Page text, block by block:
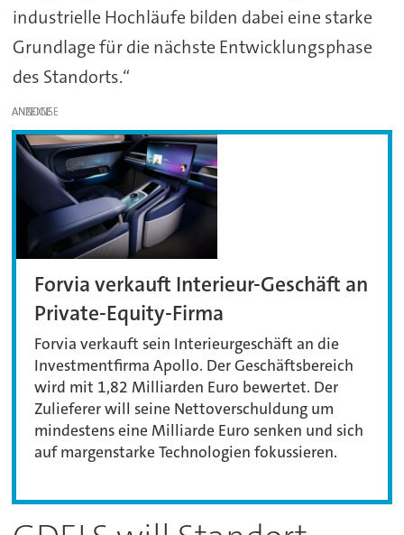
industrielle Hochläufe bilden dabei eine starke
Grundlage für die nächste Entwicklungsphase
des Standorts.“
ANZEIGE
Forvia verkauft Interieur-Geschäft an
Private-Equity-Firma
Forvia verkauft sein Interieurgeschäft an die
Investmentfirma Apollo. Der Geschäftsbereich
wird mit 1,82 Milliarden Euro bewertet. Der
Zulieferer will seine Nettoverschuldung um
mindestens eine Milliarde Euro senken und sich
auf margenstarke Technologien fokussieren.